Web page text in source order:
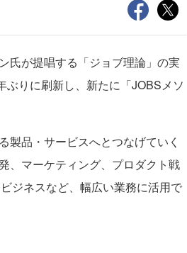
氏が提唱する「ジョブ理論」の実
りに刷新し、新たに「JOBSメソ
品・サービスへとつなげていく
、マーケティング、プロダクト戦
ジネスなど、幅広い業務に活用で